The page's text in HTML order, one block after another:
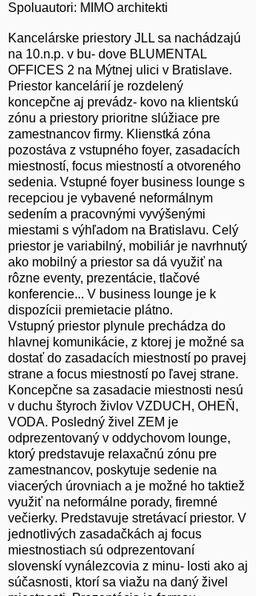
Spoluautori: MIMO architekti
Kancelárske priestory JLL sa nachádzajú
na 10.n.p. v bu- dove BLUMENTAL
OFFICES 2 na Mýtnej ulici v Bratislave.
Priestor kancelárií je rozdelený
koncepčne aj prevádz- kovo na klientskú
zónu a priestory prioritne slúžiace pre
zamestnancov firmy. Klienstká zóna
pozostáva z vstupného foyer, zasadacích
miestností, focus miestností a otvoreného
sedenia. Vstupné foyer business lounge s
recepciou je vybavené neformálnym
sedením a pracovnými vyvýšenými
miestami s výhľadom na Bratislavu. Celý
priestor je variabilný, mobiliár je navrhnutý
ako mobilný a priestor sa dá využiť na
rôzne eventy, prezentácie, tlačové
konferencie... V business lounge je k
dispozícii premietacie plátno.
Vstupný priestor plynule prechádza do
hlavnej komunikácie, z ktorej je možné sa
dostať do zasadacích miestností po pravej
strane a focus miestností po ľavej strane.
Koncepčne sa zasadacie miestnosti nesú
v duchu štyroch živlov VZDUCH, OHEŇ,
VODA. Posledný živel ZEM je
odprezentovaný v oddychovom lounge,
ktorý predstavuje relaxačnú zónu pre
zamestnancov, poskytuje sedenie na
viacerých úrovniach a je možné ho taktiež
využiť na neformálne porady, firemné
večierky. Predstavuje stretávací priestor. V
jednotlivých zasadačkách aj focus
miestnostiach sú odprezentovaní
slovenskí vynálezcovia z minu- losti ako aj
súčasnosti, ktorí sa viažu na daný živel